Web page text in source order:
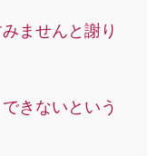
ませんと謝り
きないという